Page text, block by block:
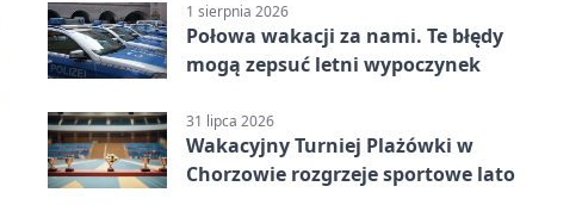
1 sierpnia 2026
Połowa wakacji za nami. Te błędy
mogą zepsuć letni wypoczynek
31 lipca 2026
Wakacyjny Turniej Plażówki w
Chorzowie rozgrzeje sportowe lato